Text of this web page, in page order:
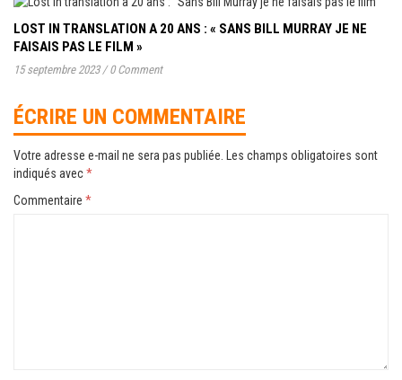
LOST IN TRANSLATION A 20 ANS : « SANS BILL MURRAY JE NE
FAISAIS PAS LE FILM »
15 septembre 2023 / 0 Comment
ÉCRIRE UN COMMENTAIRE
Votre adresse e-mail ne sera pas publiée.
Les champs obligatoires sont
indiqués avec*
Commentaire *